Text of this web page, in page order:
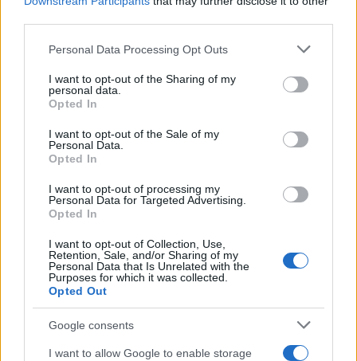
Please note that this website/app uses one or more Google
not limited to your visit or usage behaviour. You may click to
grant or deny consent to Google and its third-party tags to
use your data for below specified purposes in below Google
consent section.
Personal Data Processing Opt Outs
I want to opt-out of the Sharing of my
personal data.
Opted In
I want to opt-out of the Sale of my
Personal Data.
Opted In
I want to opt-out of processing my
Personal Data for Targeted Advertising.
Opted In
I want to opt-out of Collection, Use,
Retention, Sale, and/or Sharing of my
Personal Data that Is Unrelated with the
Purposes for which it was collected.
Opted Out
Google consents
I want to allow Google to enable storage
COMMENTS